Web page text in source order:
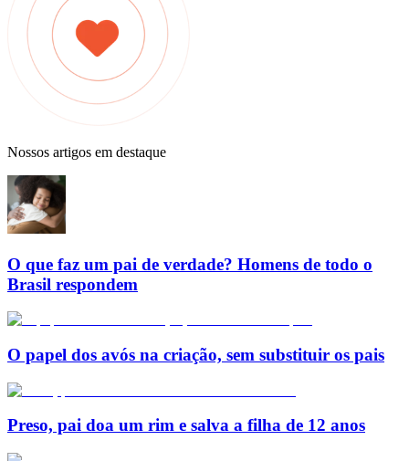
Nossos artigos em destaque
O que faz um pai de verdade? Homens de todo o
Brasil respondem
O papel dos avós na criação, sem substituir os pais
Preso, pai doa um rim e salva a filha de 12 anos